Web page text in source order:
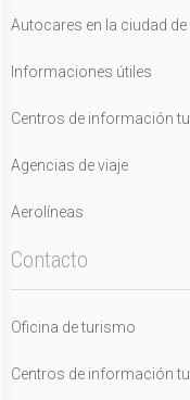
Autocares en la ciudad de
Informaciones útiles
Centros de información
Agencias de viaje
Aerolíneas
Contacto
Oficina de turismo
Centros de información